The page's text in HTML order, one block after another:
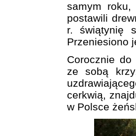
samym roku,
postawili
r. świątynię
Przeniesiono
Corocznie
ze sobą
cerkwią,
w Polsce